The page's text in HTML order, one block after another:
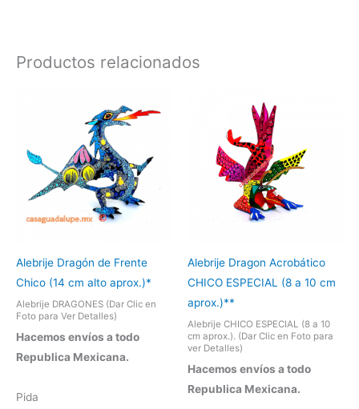
Productos relacionados
Alebrije Dragón de Frente
Chico (14 cm alto aprox.)*
Alebrije DRAGONES (Dar Clic en
Foto para Ver Detalles)
Hacemos envíos a todo
Republica Mexicana.
Pida
Alebrije Dragon Acrobático
CHICO ESPECIAL (8 a 10 cm
aprox.)**
Alebrije CHICO ESPECIAL (8 a 10
cm aprox.). (Dar Clic en Foto para
ver Detalles)
Hacemos envíos a todo
Republica Mexicana.